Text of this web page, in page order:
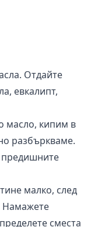
Отдайте
евкалипт,
масло, кипим в
разбъркваме.
предишните
малко, след
Намажете
сместа